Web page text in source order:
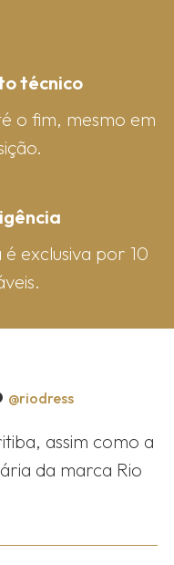
técnico
o fim, mesmo em
exclusiva por 10
@riodress
assim como a
da marca Rio